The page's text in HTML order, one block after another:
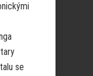
se